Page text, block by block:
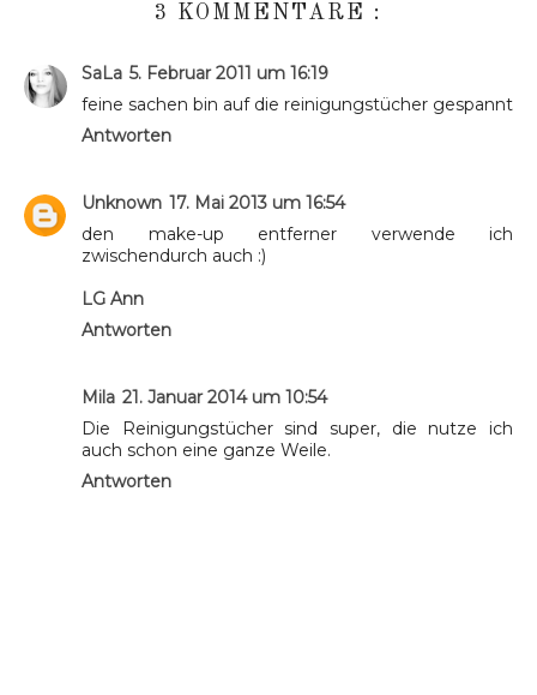
3 KOMMENTARE :
SaLa 5. Februar 2011 um 16:19
feine sachen bin auf die reinigungstücher gespannt
Antworten
Unknown 17. Mai 2013 um 16:54
den make-up entferner verwende ich
zwischendurch auch :)
LG Ann
Antworten
Mila 21. Januar 2014 um 10:54
Die Reinigungstücher sind super, die nutze ich
auch schon eine ganze Weile.
Antworten